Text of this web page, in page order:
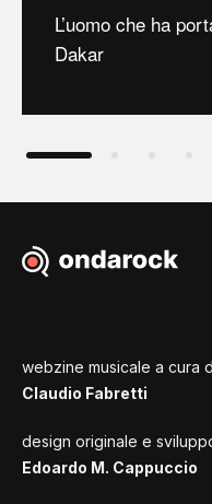
L’uomo che ha
Dakar
webzine musicale a cura
Claudio Fabretti
design originale e
Edoardo M. Cappuccio